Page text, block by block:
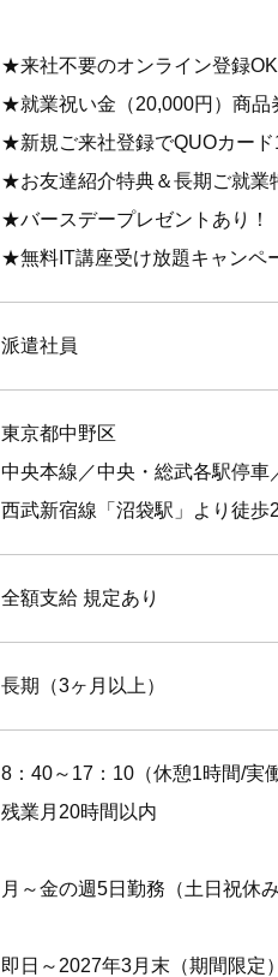
★来社不要のオンライン登録OK
★就業祝い金（20,000円）商品
★新規ご来社登録でQUOカード
★お友達紹介特典＆長期ご就業
★バースデープレゼントあり！
★無料IT講座受け放題キャンペ
派遣社員
東京都中野区
中央本線／中央・総武各駅停
西武新宿線「沼袋駅」より徒歩
全額支給 規定あり
長期（3ヶ月以上）
8：40～17：10（休憩1時間/実
残業月20時間以内
月～金の週5日勤務（土日祝休み
即日～2027年3月末（期間限定）